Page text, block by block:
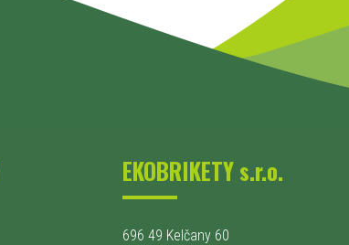
EKOBRIKETY s.r.o.
696 49 Kelčany 60